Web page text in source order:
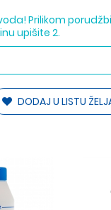
Prilikom
upišite 2.
DODAJ U LISTU